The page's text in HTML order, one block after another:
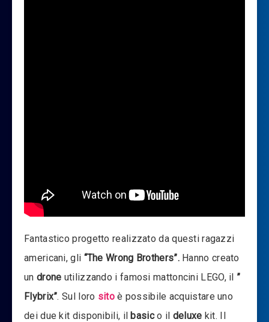
Fantastico progetto realizzato da questi ragazzi
americani, gli “The Wrong Brothers”.Hanno creato
un drone utilizzando i famosi mattoncini LEGO, il ”
Flybrix”. Sul loro sitoè possibile acquistare uno
dei due kit disponibili, il basico il deluxe kit. Il